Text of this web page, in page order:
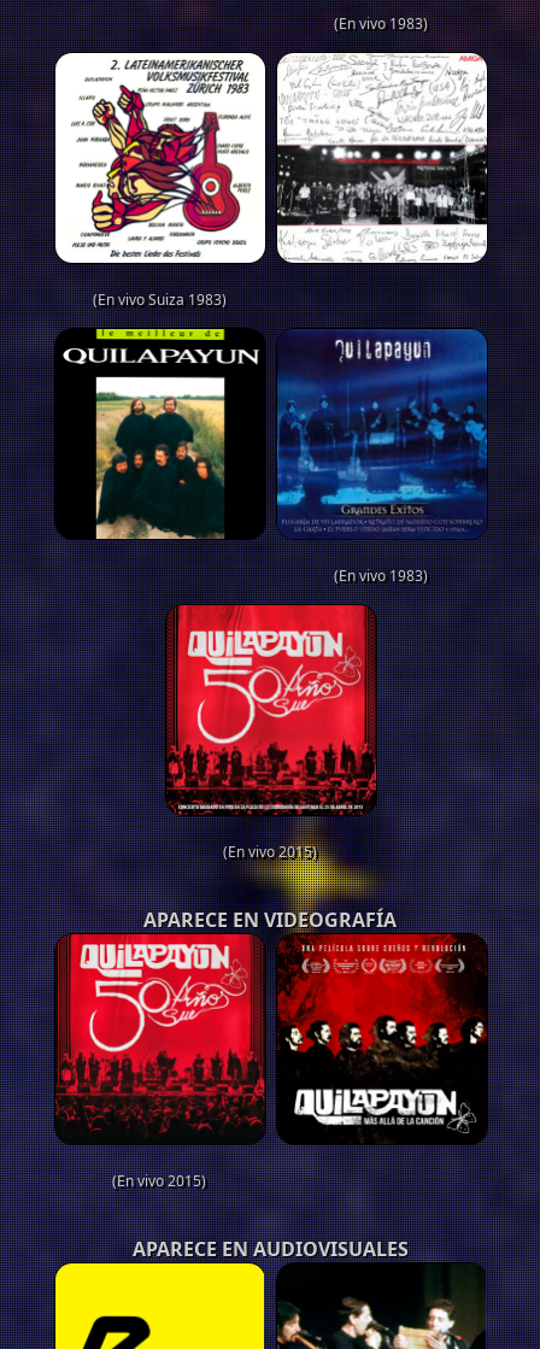
(En vivo 1983)
(En vivo Suiza 1983)
(En vivo 1983)
(En vivo 2015)
APARECE EN VIDEOGRAFÍA
(En vivo 2015)
APARECE EN AUDIOVISUALES